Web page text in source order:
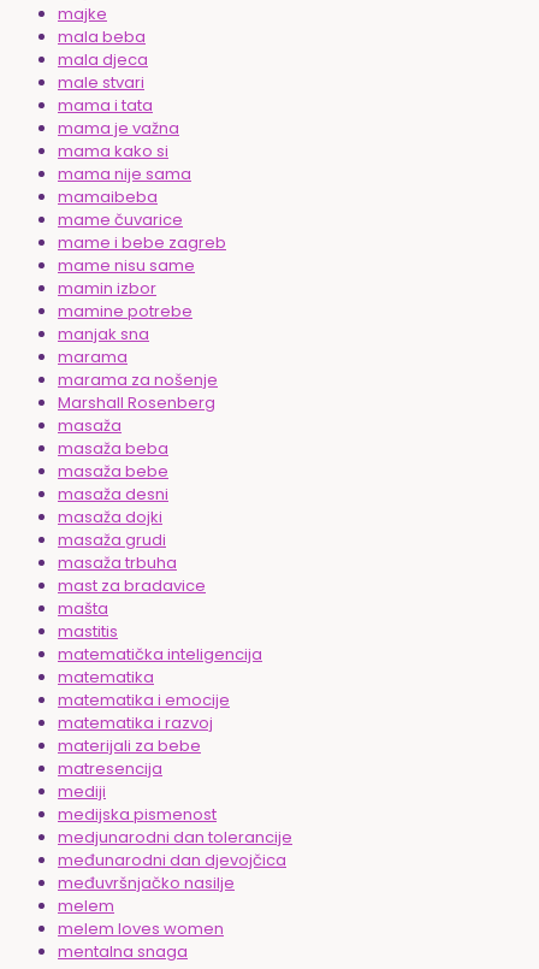
majke
mala beba
mala djeca
male stvari
mama i tata
mama je važna
mama kako si
mama nije sama
mamaibeba
mame čuvarice
mame i bebe zagreb
mame nisu same
mamin izbor
mamine potrebe
manjak sna
marama
marama za nošenje
Marshall Rosenberg
masaža
masaža beba
masaža bebe
masaža desni
masaža dojki
masaža grudi
masaža trbuha
mast za bradavice
mašta
mastitis
matematička inteligencija
matematika
matematika i emocije
matematika i razvoj
materijali za bebe
matresencija
mediji
medijska pismenost
medjunarodni dan tolerancije
međunarodni dan djevojčica
međuvršnjačko nasilje
melem
melem loves women
mentalna snaga